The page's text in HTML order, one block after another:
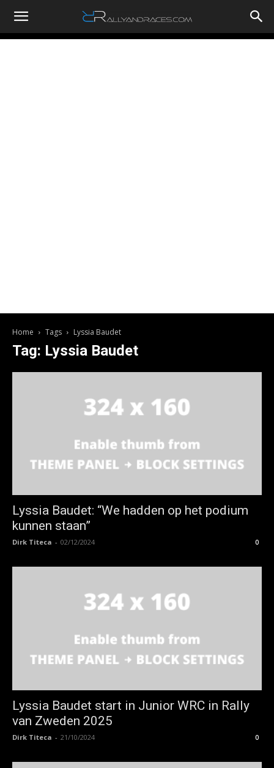
RallyandRaces.com
Home Tags Lyssia Baudet
Tag: Lyssia Baudet
Lyssia Baudet: “We hadden op het podium
kunnen staan”
Dirk Titeca - 02/12/2024 0
Lyssia Baudet start in Junior WRC in Rally
van Zweden 2025
Dirk Titeca - 21/10/2024 0